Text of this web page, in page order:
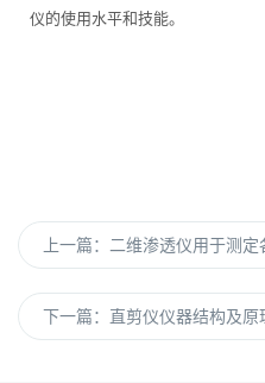
仪的使用水平和技能。
上一篇： 二维渗透仪用于测定各
下一篇： 直剪仪仪器结构及原